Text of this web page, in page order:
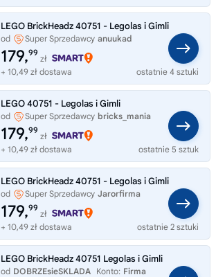
LEGO BrickHeadz 40751 - Legolas i Gimli
od Super Sprzedawcy anuukad
179,99
zł
+ 10,49 zł dostawa
ostatnie 4 sztuki
LEGO 40751 - Legolas i Gimli
od Super Sprzedawcy bricks_mania
179,99
zł
+ 10,49 zł dostawa
ostatnie 5 sztuk
LEGO BrickHeadz 40751 - Legolas i Gimli
od Super Sprzedawcy Jarorfirma
179,99
zł
+ 10,49 zł dostawa
ostatnie 2 sztuki
LEGO BrickHeadz 40751 Legolas i Gimli
od DOBRZEsieSKLADA Konto: Firma